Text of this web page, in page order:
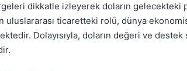
dikkatle izleyerek doların gelecekteki
uluslararası ticaretteki rolü, dünya
Dolayısıyla, doların değeri ve